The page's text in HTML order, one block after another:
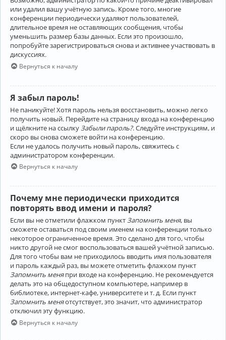
или удалил вашу учётную запись. Кроме того, многие
конференции периодически удаляют пользователей,
длительное время не оставляющих сообщения, чтобы
уменьшить размер базы данных. Если это произошло,
попробуйте зарегистрироваться снова и активнее участвовать в
дискуссиях.
Вернуться к началу
Я забыл пароль!
Не паникуйте! Хотя пароль нельзя восстановить, можно легко
получить новый. Перейдите на страницу входа на конференцию
и щёлкните на ссылку Забыли пароль?. Следуйте инструкциям, и
скоро вы снова сможете войти на конференцию.
Если не удалось получить новый пароль, свяжитесь с
администратором конференции.
Вернуться к началу
Почему мне периодически приходится
повторять ввод имени и пароля?
Если вы не отметили флажком пунктЗапомнить меня, вы
сможете оставаться под своим именем на конференции только
некоторое ограниченное время. Это сделано для того, чтобы
никто другой не смог воспользоваться вашей учётной записью.
Для того чтобы вам не приходилось вводить имя пользователя
и пароль каждый раз, вы можете отметить флажком пункт
Запомнить меняпри входе на конференцию. Не рекомендуется
делать это на общедоступном компьютере, например в
библиотеке, интернет-кафе, университете и т. д. Если пункт
Запомнить меняотсутствует, это значит, что администратор
отключил эту функцию.
Вернуться к началу